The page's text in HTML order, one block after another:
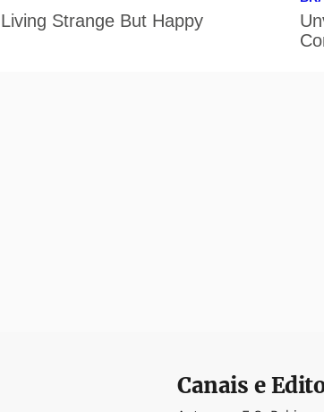
Canais e